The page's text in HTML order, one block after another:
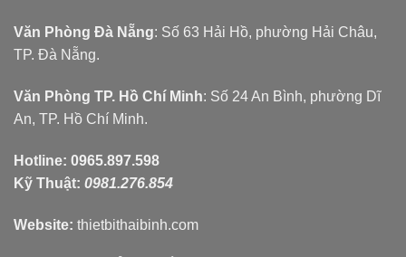
Văn Phòng Đà Nẵng: Số 63 Hải Hồ, phường Hải Châu,
TP. Đà Nẵng.
Văn Phòng TP. Hồ Chí Minh: Số 24 An Bình, phường Dĩ
An, TP. Hồ Chí Minh.
Hotline: 0965.897.598
Kỹ Thuật: 0981.276.854
Website: thietbithaibinh.com